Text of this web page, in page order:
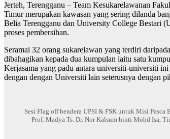
Jerteh, Terengganu – Team Kesukarelawanan
Timur merupakan kawasan yang sering dilanda
Belia Terengganu dan University College Bestari
proses pembersihan.
Seramai 32 orang sukarelawan yang terdiri
dibahagikan kepada dua kumpulan iaitu satu
Kerjasama yang padu antara universiti-universiti
dengan dengan Universiti lain seterusnya dengan
Sesi Flag off bendera UPSI & FSK untuk Misi
Prof. Madya Ts. Dr. Nor Kalsum binti Mohd Isa,